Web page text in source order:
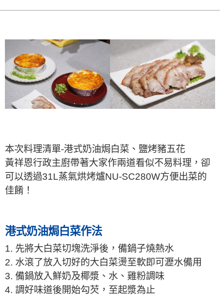
本次料理清單-港式奶油焗白菜、鹽烤豬五花
黃祥恩行政主廚帶著大家作兩道看似不易料理，卻
可以透過31L蒸氣烘烤爐NU-SC280W方便出菜的
佳餚！
港式奶油焗白菜作法
1. 先將大白菜切塊洗淨後，備鍋子燒熱水
2. 水滾了放入切好的大白菜燙至軟即可瀝水備用
3. 備鍋放入鮮奶及椰漿、水、雞粉調味
4. 調好味道後開始勾芡，至起漿為止